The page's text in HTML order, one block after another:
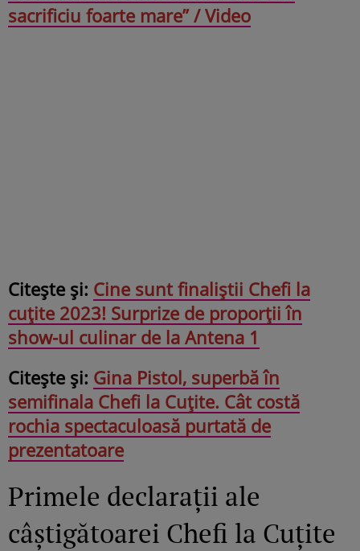
sacrificiu foarte mare” / Video
Citește și: Cine sunt finaliştii Chefi la
cuțite 2023! Surprize de proporţii în
show-ul culinar de la Antena 1
Citește și: Gina Pistol, superbă în
semifinala Chefi la Cuțite. Cât costă
rochia spectaculoasă purtată de
prezentatoare
Primele declarații ale
câștigătoarei Chefi la Cuțite